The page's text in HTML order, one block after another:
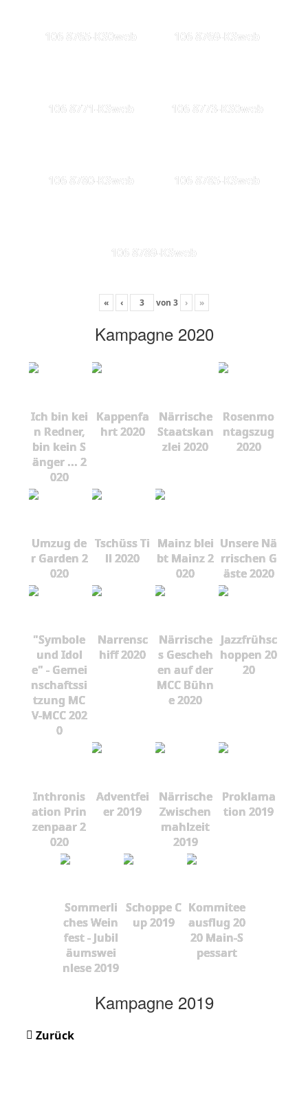
106 8765-KS0web 106 8769-KSweb
106 8771-KSweb 106 8773-KS0web
106 8780-KSweb 106 8785-KSweb
106 8789-KSweb
« ‹ von 3 › »
Kampagne 2020
Ich bin kei
n Redner,
bin kein S
änger ... 2
020
Kappenfa
hrt 2020
Närrische
Staatskan
zlei 2020
Rosenmo
ntagszug
2020
Umzug de
r Garden 2
020
Tschüss Ti
ll 2020
Mainz blei
bt Mainz 2
020
Unsere Nä
rrischen G
äste 2020
"Symbole
und Idol
e" - Gemei
nschaftssi
tzung MC
V-MCC 202
0
Narrensc
hiff 2020
Närrische
s Gescheh
en auf der
MCC Bühn
e 2020
Jazzfrühsc
hoppen 20
20
Inthronis
ation Prin
zenpaar 2
020
Adventfei
er 2019
Närrische
Zwischen
mahlzeit
2019
Proklama
tion 2019
Sommerli
ches Wein
fest - Jubil
äumswei
nlese 2019
Schoppe C
up 2019
Kommitee
ausflug 20
20 Main-S
pessart
Kampagne 2019
Zurück